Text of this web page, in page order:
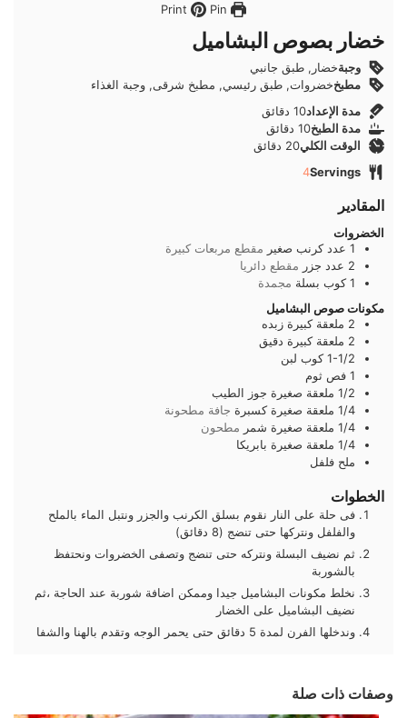
Pin
خضار بصوص البشاميل
وجبةخضار, طبق جانبي
مطبخخضروات, طبق رئيسي, مطبخ شرقى, وجبة الغذاء
مدة الإعداد10دقائق
دقائق
مدة الطبخ10دقائق
دقائق
الوقت الكلي20 دقائق
دقائق
Servings
4
المقادير
الخضروات
1 عدد كرنب صغير مقطع مربعات كبيرة
2 عدد جزر مقطع دائريا
1 كوب بسلة مجمدة
مكونات صوص البشاميل
2 ملعقة كبيرة زبده
2 ملعقة كبيرة دقيق
1-1/2 كوب لبن
1 فص ثوم
1/2 ملعقة صغيرة جوز الطيب
1/4 ملعقة صغيرة كسبرة جافة مطحونة
1/4 ملعقة صغيرة شمر مطحون
1/4 ملعقة صغيرة بابريكا
ملح فلفل
الخطوات
فى حلة على النار نقوم بسلق الكرنب والجزر ونتبل الماء بالملح
والفلفل ونتركها حتى تنضج (8 دقائق)
ثم نضيف البسلة ونتركه حتى تنضج وتصفى الخضروات ونحتفظ
بالشوربة
نخلط مكونات البشاميل جيدا وممكن اضافة شوربة عند الحاجة ،ثم
نضيف البشاميل على الخضار
وندخلها الفرن لمدة 5 دقائق حتى يحمر الوجه وتقدم بالهنا والشفا
وصفات ذات صلة